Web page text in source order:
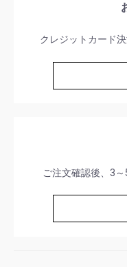
クレジットカード
ご注文確認後、3